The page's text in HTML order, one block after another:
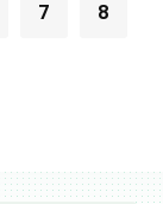
7 8